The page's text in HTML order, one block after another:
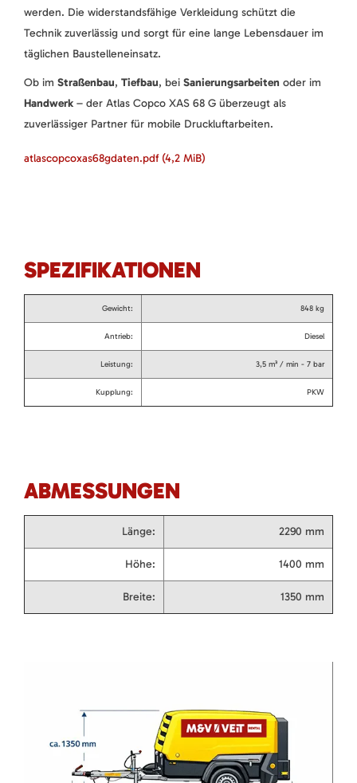
werden. Die widerstandsfähige Verkleidung schützt die
Technik zuverlässig und sorgt für eine lange Lebensdauer im
täglichen Baustelleneinsatz.
Ob im Straßenbau, Tiefbau, bei Sanierungsarbeiten oder im
Handwerk – der Atlas Copco XAS 68 G überzeugt als
zuverlässiger Partner für mobile Druckluftarbeiten.
atlascopcoxas68gdaten.pdf (4,2 MiB)
SPEZIFIKATIONEN
Gewicht: 848 kg
Antrieb: Diesel
Leistung: 3,5 m³ / min - 7 bar
Kupplung: PKW
ABMESSUNGEN
Länge: 2290 mm
Höhe: 1400 mm
Breite: 1350 mm